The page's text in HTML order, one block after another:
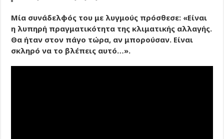
Μία συνάδελφός του με λυγμούς πρόσθεσε: «Είναι
η λυπηρή πραγματικότητα της κλιματικής αλλαγής.
Θα ήταν στον πάγο τώρα, αν μπορούσαν. Είναι
σκληρό να το βλέπεις αυτό…».